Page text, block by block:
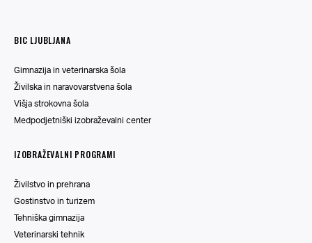
BIC LJUBLJANA
Gimnazija in veterinarska šola
Živilska in naravovarstvena šola
Višja strokovna šola
Medpodjetniški izobraževalni center
IZOBRAŽEVALNI PROGRAMI
Živilstvo in prehrana
Gostinstvo in turizem
Tehniška gimnazija
Veterinarski tehnik